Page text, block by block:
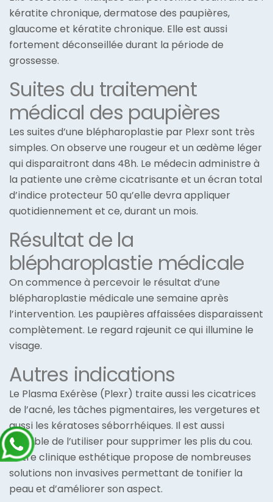
kératite chronique, dermatose des paupières,
glaucome et kératite chronique. Elle est aussi
fortement déconseillée durant la période de
grossesse.
Suites du traitement
médical des paupières
Les suites d’une blépharoplastie par Plexr sont très
simples. On observe une rougeur et un œdème léger
qui disparaitront dans 48h. Le médecin administre à
la patiente une crème cicatrisante et un écran total
d’indice protecteur 50 qu’elle devra appliquer
quotidiennement et ce, durant un mois.
Résultat de la
blépharoplastie médicale
On commence à percevoir le résultat d’une
blépharoplastie médicale une semaine après
l’intervention. Les paupières affaissées disparaissent
complètement. Le regard rajeunit ce qui illumine le
visage.
Autres indications
Le Plasma Exérèse (Plexr) traite aussi les cicatrices
de l’acné, les tâches pigmentaires, les vergetures et
aussi les kératoses séborrhéiques. Il est aussi
possible de l’utiliser pour supprimer les plis du cou.
Notre clinique esthétique propose de nombreuses
solutions non invasives permettant de tonifier la
peau et d’améliorer son aspect.